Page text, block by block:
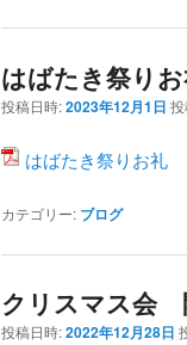
はばたき祭り
投稿日時:2023年12月1日
はばたき祭りお礼
カテゴリー: ブログ
クリスマス会
投稿日時:2022年12月28日